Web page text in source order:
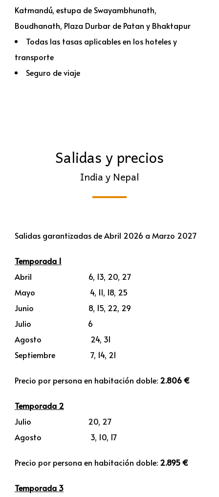
Katmandú, estupa de Swayambhunath,
Boudhanath, Plaza Durbar de Patan y Bhaktapur
Todas las tasas aplicables en los hoteles y
transporte
Seguro de viaje
Salidas y precios
India y Nepal
Salidas garantizadas de Abril 2026 a Marzo 2027
Temporada 1
Abril 6, 13, 20, 27
Mayo 4, 11, 18, 25
Junio 8, 15, 22, 29
Julio 6
Agosto 24, 31
Septiembre 7, 14, 21
Precio por persona en habitación doble: 2.806 €
Temporada 2
Julio 20, 27
Agosto 3, 10, 17
Precio por persona en habitación doble: 2.895 €
Temporada 3